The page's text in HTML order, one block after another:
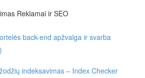
Reklamai ir SEO
back-end apžvalga ir svarba
indeksavimas – Index Checker